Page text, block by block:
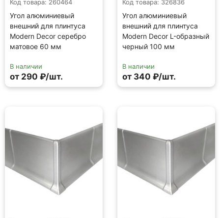
Код товара: 260464
Угол алюминиевый
внешний для плинтуса
Modern Decor серебро
матовое 60 мм
В наличии
от 290 ₽/шт.
Код товара: 326836
Угол алюминиевый
внешний для плинтуса
Modern Decor L-образный
черный 100 мм
В наличии
от 340 ₽/шт.